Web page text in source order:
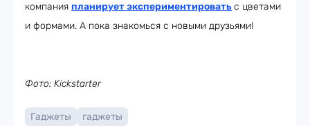
компания планирует экспериментироватьс цветами
и формами. А пока знакомься с новыми друзьями!
Фото: Kickstarter
Гаджеты гаджеты